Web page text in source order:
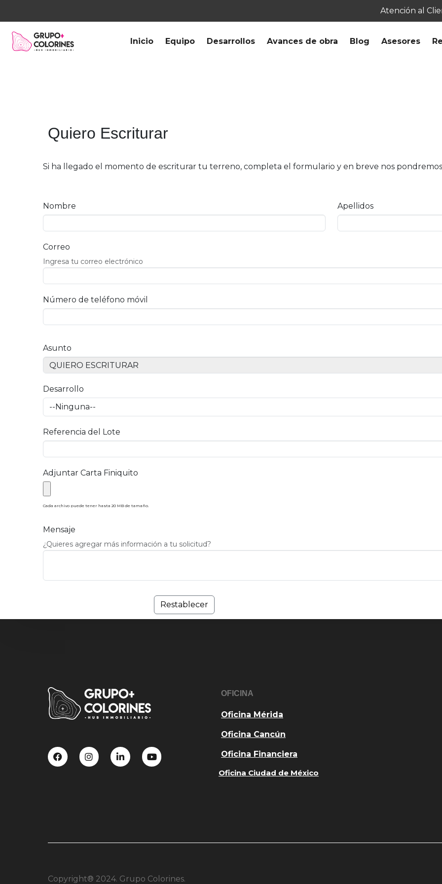
Atención al
Inicio Equipo Desarrollos Avances de obra Blog Asesores
Quiero Escriturar
Si ha llegado el momento de escriturar tu terreno, completa el formulario y en breve nos
Nombre Apellidos
Correo
Ingresa tu correo electrónico
Número de teléfono móvil
Asunto
Desarrollo
Referencia del Lote
Adjuntar Carta Finiquito
Cada archivo puede tener hasta 20 MB de tamaño.
Mensaje
¿Quieres agregar más información a tu solicitud?
Restablecer
OFICINA
Oficina Mérida
Oficina Cancún
Oficina Financiera
Oficina Ciudad de México
Copyright® 2024. Grupo Colorines.